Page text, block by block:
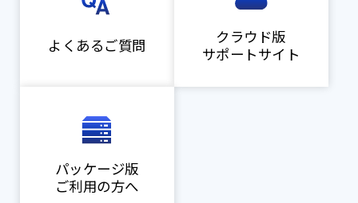
よくあるご質問
クラウド版
サポートサイト
パッケージ版
ご利用の方へ